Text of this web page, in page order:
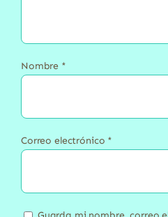
Nombre *
Correo electrónico *